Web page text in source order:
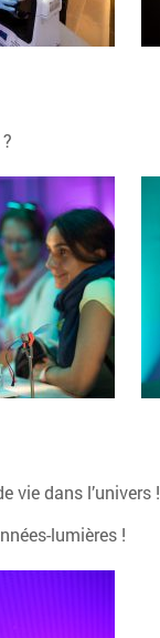
vie dans l’univers !
lumières !